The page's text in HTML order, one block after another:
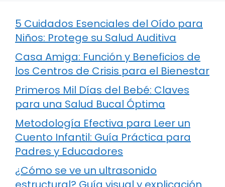
5 Cuidados Esenciales del Oído para
Niños: Protege su Salud Auditiva
Casa Amiga: Función y Beneficios de
los Centros de Crisis para el Bienestar
Primeros Mil Días del Bebé: Claves
para una Salud Bucal Óptima
Metodología Efectiva para Leer un
Cuento Infantil: Guía Práctica para
Padres y Educadores
¿Cómo se ve un ultrasonido